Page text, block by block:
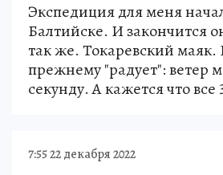
Экспедиция для меня
Балтийске. И закончится
так же. Токаревский маяк.
прежнему "радует": ветер
секунду. А кажется что все
7:55 22 декабря 2022